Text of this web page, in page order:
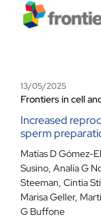
13/05/2025
Frontiers in cell
Increased
sperm
Matías D Gómez-
Susino, Analía G
Steeman, Cintia
Marisa Geller,
G Buffone